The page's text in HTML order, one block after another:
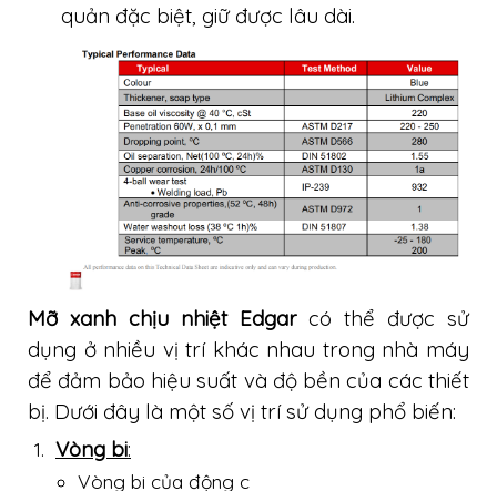
quản đặc biệt, giữ được lâu dài.
Mỡ xanh chịu nhiệt Edgarcó thể được sử
dụng ở nhiều vị trí khác nhau trong nhà máy
để đảm bảo hiệu suất và độ bền của các thiết
bị. Dưới đây là một số vị trí sử dụng phổ biến:
Vòng bi:
Vòng bi của động c